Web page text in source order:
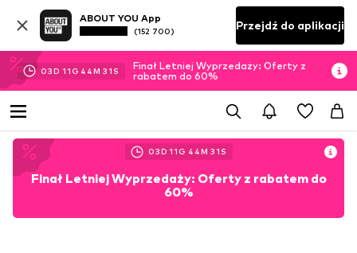
ABOUT YOU App
(152 700) Przejdź do aplikacji
03D 11 G 44M 29 S
Finał Letniej Wyprzedaży: Oferty z
rabatem do 60%
03D 11 G 44M 29 S
Finał Letniej Wyprzedaży: Oferty z rabatem do
60%